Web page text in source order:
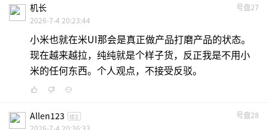
号盘27
机长
2026-7-4 20:23:44
小米也就在米UI那会是真正做产品打磨产品的状态。
现在越来越拉，纯纯就是个样子货，反正我是不用小
米的任何东西。个人观点，不接受反驳。
号盘28
Allen123 楼主
2026-7-4 20:36:33